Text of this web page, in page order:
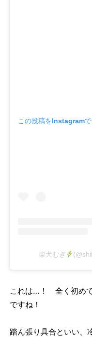
この投稿をInstagramで
柴犬むぎ
これは…！ 全く初め
ですね！
踏ん張り具合といい、